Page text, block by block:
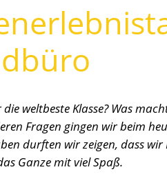
weltbeste Klasse? Was
Fragen gingen wir beim
durften wir zeigen, dass
Ganze mit viel Spaß.